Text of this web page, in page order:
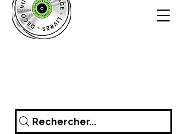
Rechercher...